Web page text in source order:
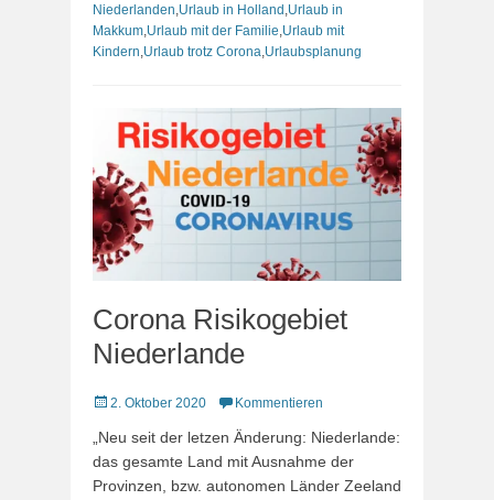
Niederlanden Urlaub in Holland Urlaub in
Makkum Urlaub mit der Familie Urlaub mit
Kindern Urlaub trotz Corona Urlaubsplanung
Corona Risikogebiet
Niederlande
Veröffentlicht
2. Oktober 2020 Kommentieren
„Neu seit der letzen Änderung: Niederlande:
das gesamte Land mit Ausnahme der
Provinzen, bzw. autonomen Länder Zeeland